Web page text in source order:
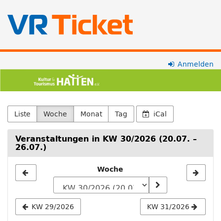
Haupt-
springen
Anmelden
Kultur-
und
Tourismus
Hatten
e.V.
Liste Woche Monat Tag iCal
Veranstaltungen in KW 30/2026 (20.07. –
26.07.)
zur
Anzeige
auswählen
Woche
KW 29/2026 KW 31/2026